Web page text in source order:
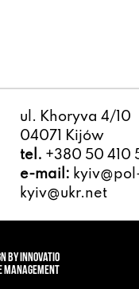
ul. Khoryva 4/10
04071 Kijów
tel. +380 50 410
e-mail:
kyiv@ukr.net
by innovatio
management